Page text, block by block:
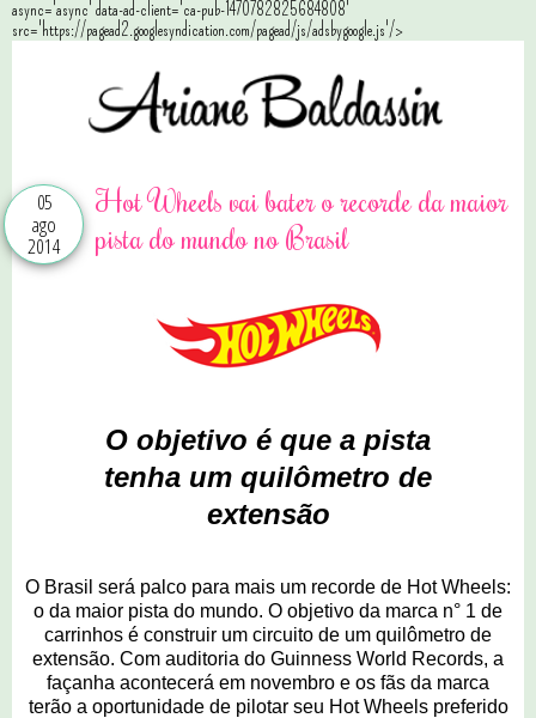
async='async' data-ad-client='ca-pub-1470782825684808'
src='https://pagead2.googlesyndication.com/pagead/js/adsbygoogle.js'/>
05
ago
2014
Hot Wheels vai bater o recorde da maior
pista do mundo no Brasil
O objetivo é que a pista
tenha um quilômetro de
extensão
O Brasil será palco para mais um recorde de Hot Wheels:
o da maior pista do mundo. O objetivo da marca n° 1 de
carrinhos é construir um circuito de um quilômetro de
extensão. Com auditoria do Guinness World Records, a
façanha acontecerá em novembro e os fãs da marca
terão a oportunidade de pilotar seu Hot Wheels preferido